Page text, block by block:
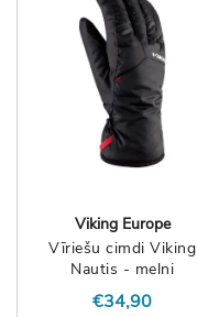
Viking Europe
Vīriešu cimdi Viking
Nautis - melni
€34,90